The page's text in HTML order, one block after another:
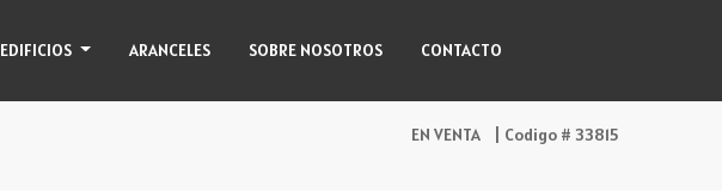
EDIFICIOS ARANCELES SOBRE NOSOTROS CONTACTO
EN VENTA | Codigo # 33815